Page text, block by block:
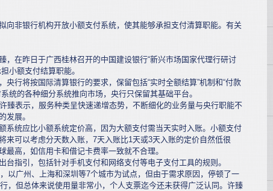
向非银行机构开放小额支付系统，使其能够承担支付清算职能。有关
在昨日于广西桂林召开的中国建设银行“新兴市场国家代理行研讨
小额支付结算职能。
行将按国际清算银行的要求，保留包括“实时全额结算”机制和“付款
统的各种细分系统推向市场，央行只保留其基础平台。
表示，服务种类呈快速递增态势，不断细化的业务量与央行职能不
发展。
统应比小额系统定价高，因为大额支付需当天实时入账。小额支付
来可以考虑分天数入账，7天入账比1天或3天入账的定价自然低很
高，如信用卡和借记卡费率一致就不合理。
指引，包括针对手机支付和网络支付等电子支付工具的规则。
广州、上海和深圳等7个城市为试点，但由于需求原因，停顿了一
，但总体来说使用量非常小，个人支票迄今还未获得广泛认同。许臻